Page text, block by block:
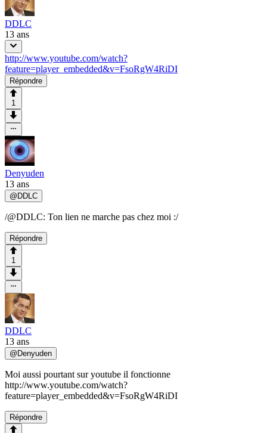
DDLC
13 ans
http://www.youtube.com/watch?
feature=player_embedded&v=FsoRgW4RiDI
Répondre
1
Denyuden
13 ans
@ DDLC
/@DDLC: Ton lien ne marche pas chez moi :/
Répondre
1
DDLC
13 ans
@ Denyuden
Moi aussi pourtant sur youtube il fonctionne
http://www.youtube.com/watch?
feature=player_embedded&v=FsoRgW4RiDI
Répondre